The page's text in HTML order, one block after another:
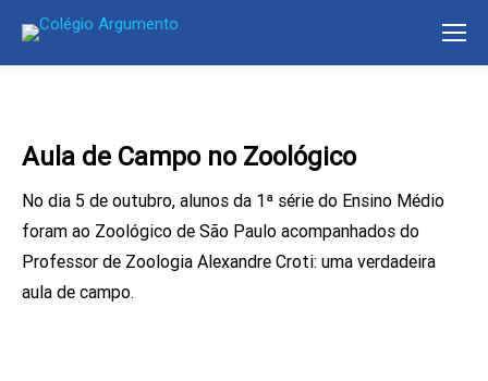
Aula de Campo no Zoológico
No dia 5 de outubro, alunos da 1ª série do Ensino Médio
foram ao Zoológico de São Paulo acompanhados do
Professor de Zoologia Alexandre Croti: uma verdadeira
aula de campo.